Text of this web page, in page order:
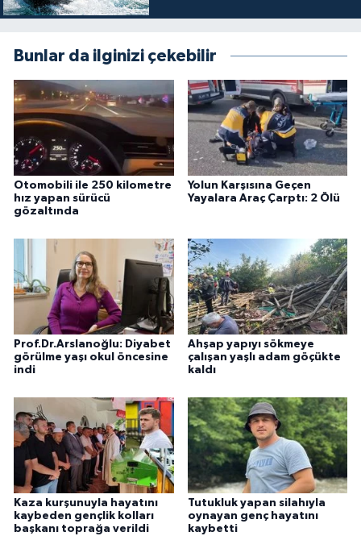
Bunlar da ilginizi çekebilir
Otomobili ile 250 kilometre
hız yapan sürücü
gözaltında
Yolun Karşısına Geçen
Yayalara Araç Çarptı: 2 Ölü
Prof.Dr.Arslanoğlu: Diyabet
görülme yaşı okul öncesine
indi
Ahşap yapıyı sökmeye
çalışan yaşlı adam göçükte
kaldı
Kaza kurşunuyla hayatını
kaybeden gençlik kolları
başkanı toprağa verildi
Tutukluk yapan silahıyla
oynayan genç hayatını
kaybetti